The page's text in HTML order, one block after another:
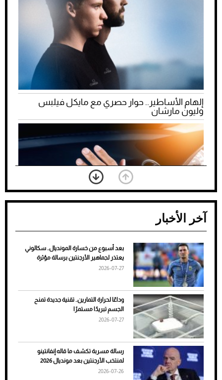
إلهام الأساطير.. حوار حصري مع مايكل فيلبس
وليون مارشان
ضعف تبريد مكيف السيارة عند الوقوف.. أشهر
الأسباب والحلول
آخر الأخبار
بعد أسبوع من خسارة المونديال.. سكالوني
يعتذر لجماهير الأرجنتين برسالة مؤثرة
2026-07-27
وداعًا لحرارة التمارين.. تقنية جديدة تمنح
الجسم تبريدًا مستمرًا
2026-07-27
رسالة مسربة تكشف ما قاله إنفانتينو
لمنتخب الأرجنتين بعد مونديال 2026
2026-07-26